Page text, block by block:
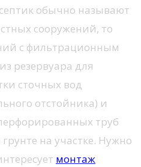
обычно называют
сооружений, то
с фильтрационным
резервуара для
сточных вод
отстойника) и
труб
на участке. Нужно
монтаж